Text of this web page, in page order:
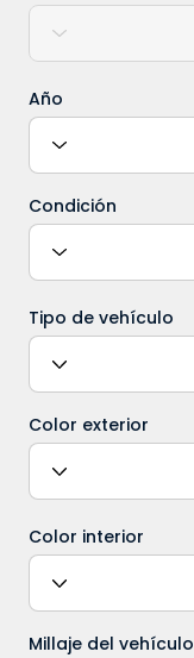
Año
Condición
Tipo de vehículo
Color exterior
Color interior
Millaje del vehículo